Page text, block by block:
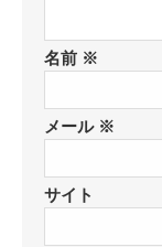
名前 ※
メール ※
サイト